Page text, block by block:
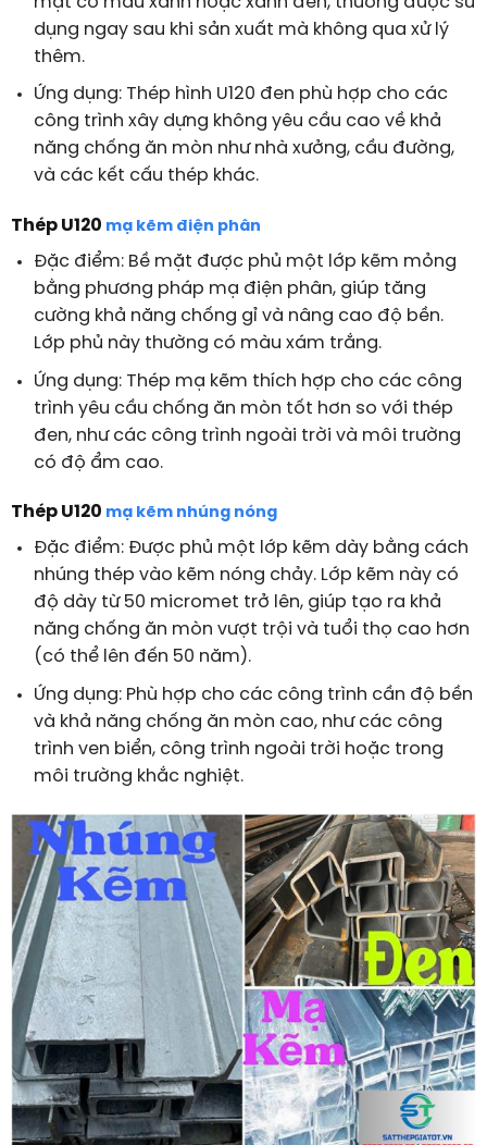
dụng ngay sau khi sản xuất mà không qua xử lý
thêm.
Ứng dụng: Thép hình U120 đen phù hợp cho các
công trình xây dựng không yêu cầu cao về khả
năng chống ăn mòn như nhà xưởng, cầu đường,
và các kết cấu thép khác.
Thép U120 mạ kẽm điện phân
Đặc điểm: Bề mặt được phủ một lớp kẽm mỏng
bằng phương pháp mạ điện phân, giúp tăng
cường khả năng chống gỉ và nâng cao độ bền.
Lớp phủ này thường có màu xám trắng.
Ứng dụng: Thép mạ kẽm thích hợp cho các công
trình yêu cầu chống ăn mòn tốt hơn so với thép
đen, như các công trình ngoài trời và môi trường
có độ ẩm cao.
Thép U120 mạ kẽm nhúng nóng
Đặc điểm: Được phủ một lớp kẽm dày bằng cách
nhúng thép vào kẽm nóng chảy. Lớp kẽm này có
độ dày từ 50 micromet trở lên, giúp tạo ra khả
năng chống ăn mòn vượt trội và tuổi thọ cao hơn
(có thể lên đến 50 năm).
Ứng dụng: Phù hợp cho các công trình cần độ bền
và khả năng chống ăn mòn cao, như các công
trình ven biển, công trình ngoài trời hoặc trong
môi trường khắc nghiệt.